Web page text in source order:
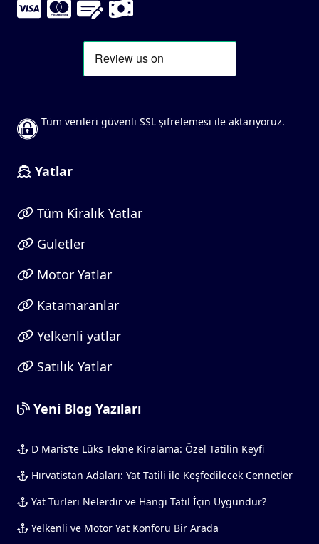
Tüm verileri güvenli SSL şifrelemesi ile aktarıyoruz.
Yatlar
Tüm Kiralık Yatlar
Guletler
Motor Yatlar
Katamaranlar
Yelkenli yatlar
Satılık Yatlar
Yeni Blog Yazıları
D Maris’te Lüks Tekne Kiralama: Özel Tatilin Keyfi
Hırvatistan Adaları: Yat Tatili ile Keşfedilecek Cennetler
Yat Türleri Nelerdir ve Hangi Tatil İçin Uygundur?
Yelkenli ve Motor Yat Konforu Bir Arada